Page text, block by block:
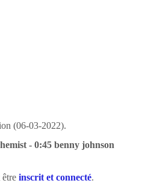
(06-03-2022).
- 0:45 benny johnson
inscrit et connecté.